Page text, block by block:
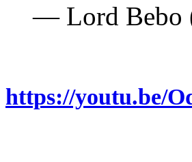
— Lord Bebo
https://youtu.be/